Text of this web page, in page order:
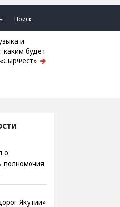
Поиск
каким будет
о
полномочия
Якутии»